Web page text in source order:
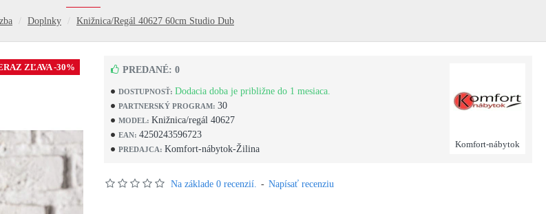
Doplnky Knižnica/Regál 40627 60cm Studio Dub
ZĽAVA -30%
DOSTUPNOSŤ: Dodacia doba je približne do 1 mesiaca.
PARTNERSKÝ PROGRAM: 30
MODEL: Knižnica/regál 40627
EAN: 4250243596723
PREDAJCA: Komfort-nábytok-Žilina Komfort-nábytok
PREDANÉ: 0
Na základe 0 recenzií. - Napísať recenziu